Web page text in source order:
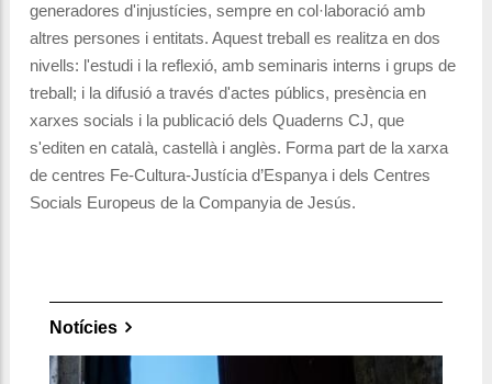
generadores d'injustícies, sempre en col·laboració amb
altres persones i entitats. Aquest treball es realitza en dos
nivells: l'estudi i la reflexió, amb seminaris interns i grups de
treball; i la difusió a través d'actes públics, presència en
xarxes socials i la publicació dels Quaderns CJ, que
s'editen en català, castellà i anglès. Forma part de la xarxa
de centres Fe-Cultura-Justícia d’Espanya i dels Centres
Socials Europeus de la Companyia de Jesús.
Notícies